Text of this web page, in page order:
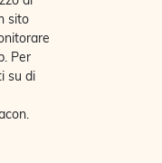
sito
Per
su di